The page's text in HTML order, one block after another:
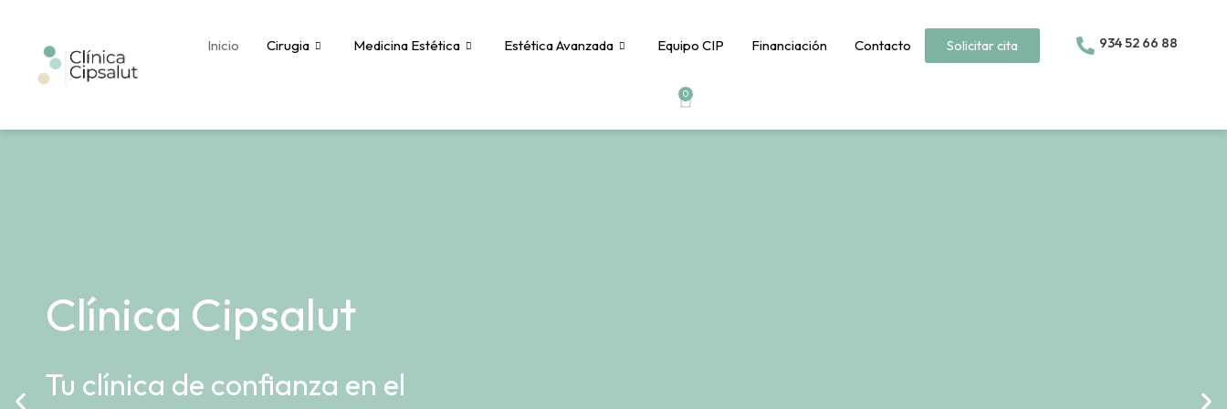
Inicio Cirugia Medicina Estética Estética Avanzada Equipo CIP Financiación Contacto Solicitar cita 934 52 66 88
0
Clínica Cipsalut
Tu clínica de confianza en el